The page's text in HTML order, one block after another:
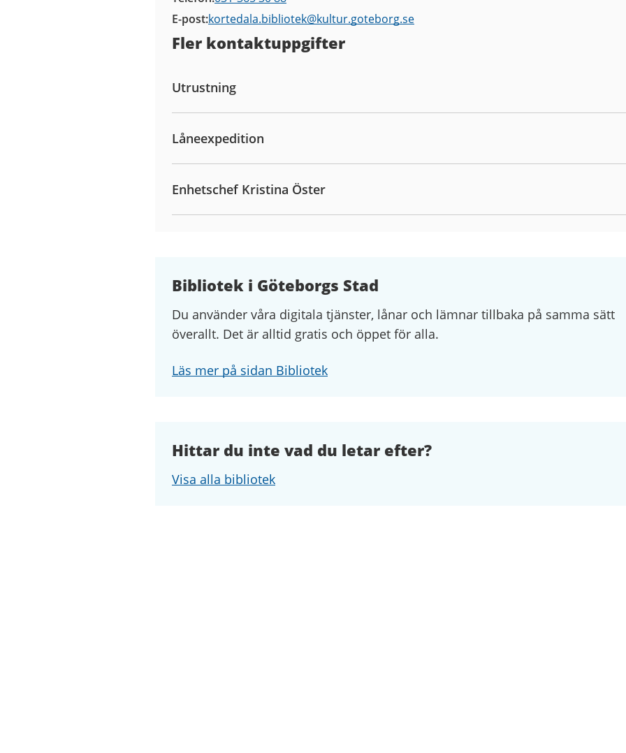
E-post kortedala.bibliotek@kultur.goteborg.se
Fler kontaktuppgifter
Utrustning
Låneexpedition
Enhetschef Kristina Öster
Bibliotek i Göteborgs Stad
Du använder våra digitala tjänster, lånar och lämnar tillbaka på samma sätt
överallt. Det är alltid gratis och öppet för alla.
Läs mer på sidan Bibliotek
Hittar du inte vad du letar efter?
Visa alla bibliotek